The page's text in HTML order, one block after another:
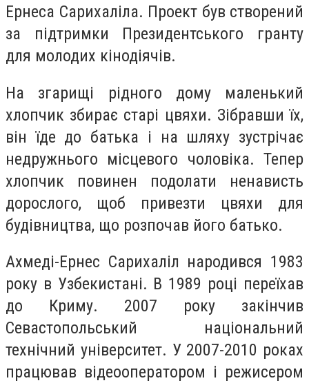
Ернеса Сарихаліла. Проект був створений
за підтримки Президентського гранту
для молодих кінодіячів.
На згарищі рідного дому маленький
хлопчик збирає старі цвяхи. Зібравши їх,
він їде до батька і на шляху зустрічає
недружнього місцевого чоловіка. Тепер
хлопчик повинен подолати ненависть
дорослого, щоб привезти цвяхи для
будівництва, що розпочав його батько.
Ахмеді-Ернес Сарихаліл народився 1983
року в Узбекистані. В 1989 році переїхав
до Криму. 2007 року закінчив
Севастопольський національний
технічний університет. У 2007-2010 роках
працював відеооператором і режисером